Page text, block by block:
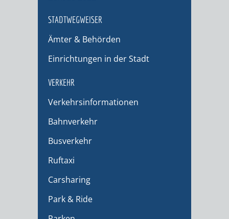
STADTWEGWEISER
Ämter & Behörden
Einrichtungen in der Stadt
VERKEHR
Verkehrsinformationen
Bahnverkehr
Busverkehr
Ruftaxi
Carsharing
Park & Ride